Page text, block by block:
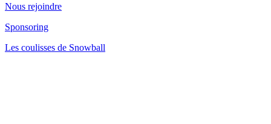
Nous rejoindre
Sponsoring
Les coulisses de Snowball